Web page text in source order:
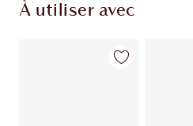
À utiliser avec